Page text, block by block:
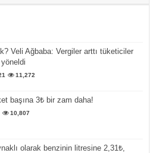
Veli Ağbaba: Vergiler arttı tüketiciler
11,272
başına 3₺ bir zam daha!
10,807
olarak benzinin litresine 2,31₺,